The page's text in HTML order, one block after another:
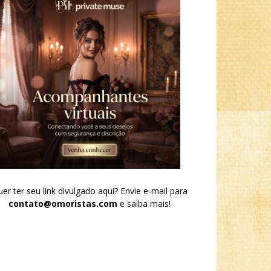
ter seu link divulgado aqui? Envie e-mail para
contato@omoristas.com e saiba mais!